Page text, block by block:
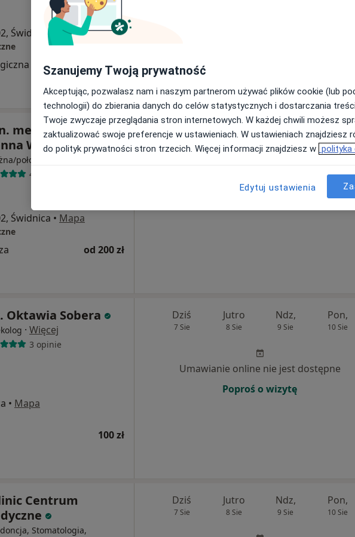
Świdnica Mapa
od 300 zł
med. i n. o zdr.
Wach
położny
4 opinie
Świdnica • Mapa
od 200 zł
Dziś Jutro Ndz, Pon,
10 Sie
Umawianie online nie jest dostępne
Oktawia Sobera
· Więcej
3 opinie
• Mapa
100 zł
Dziś
7 Sie
Jutro
8 Sie
Ndz,
9 Sie
Pon,
10 Sie
Umawianie online nie jest dostępne
Poproś o wizytę
Centrum
Stomatologia,
Dziś
7 Sie
Jutro
8 Sie
Ndz,
9 Sie
Pon,
10 Sie
Szanujemy Twoją prywatność
Akceptując, pozwalasz nam i naszym partnerom używać plików cookie (lub
technologii) do zbierania danych do celów statystycznych i dostarczania
Twoje zwyczaje przeglądania stron internetowych. W każdej chwili możesz
zaktualizować swoje preferencje w ustawieniach. W ustawieniach znajdziesz
do polityk prywatności stron trzecich. Więcej informacji znajdziesz w polityka
Edytuj ustawienia